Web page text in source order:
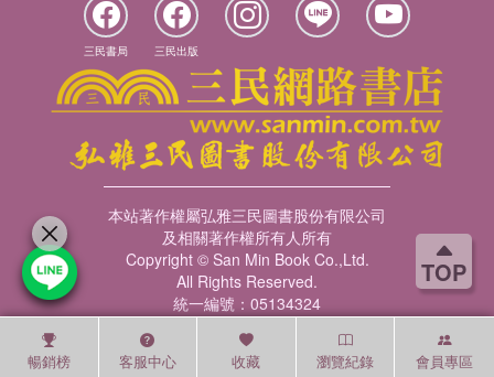
TOP
暢銷榜 客服中心 收藏 瀏覽紀錄 會員專區
三民書局 三民出版
本站著作權屬弘雅三民圖書股份有限公司
及相關著作權所有人所有
Copyright © San Min Book Co.,Ltd.
All Rights Reserved.
統一編號：05134324